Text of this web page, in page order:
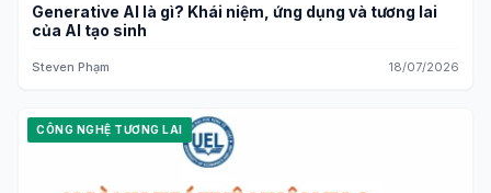
Generative AI là gì? Khái niệm, ứng dụng và tương lai
của AI tạo sinh
Steven Phạm 18/07/2026
CÔNG NGHỆ TƯƠNG LAI